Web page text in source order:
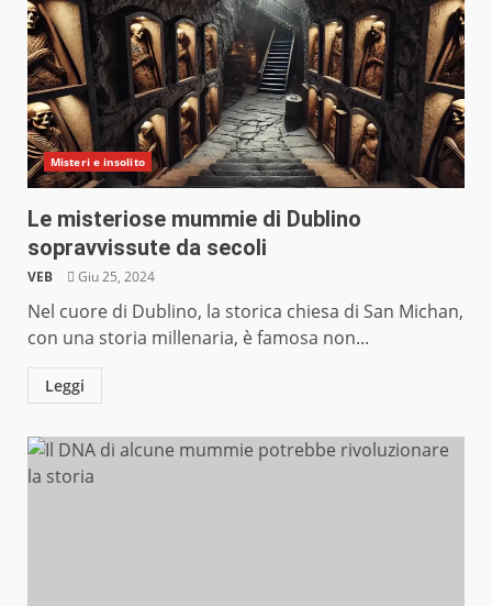
Misteri e insolito
Le misteriose mummie di Dublino
sopravvissute da secoli
VEB Giu 25, 2024
Nel cuore di Dublino, la storica chiesa di San Michan,
con una storia millenaria, è famosa non...
Leggi